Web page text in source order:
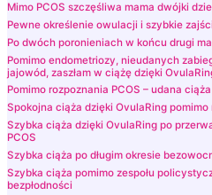
Mimo PCOS szczęśliwa mama dwójki
Pewne określenie owulacji i szybkie
Po dwóch poronieniach w końcu drugi
Pomimo endometriozy, nieudanych
jajowód, zaszłam w ciążę dzięki
Pomimo rozpoznania PCOS – udana
Spokojna ciąża dzięki OvulaRing pomimo
Szybka ciąża dzięki OvulaRing po
PCOS
Szybka ciąża po długim okresie
Szybka ciąża pomimo zespołu
bezpłodności